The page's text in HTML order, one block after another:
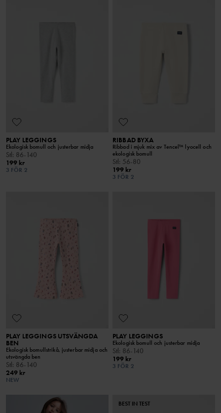
PLAY LEGGINGS
Ekologisk bomull och justerbar midja
Stl: 86-140
199 kr
3 FÖR 2
RIBBAD BYXA
Ribbad i mjuk mix av Tencel™ lyocell och
ekologisk bomull
Stl: 56-80
199 kr
3 FÖR 2
PLAY LEGGINGS UTSVÄNGDA
BEN
Ekologisk bomullstrikå, justerbar midja och
utsvängda ben
Stl: 86-140
249 kr
NEW
PLAY LEGGINGS
Ekologisk bomull och justerbar midja
Stl: 86-140
199 kr
3 FÖR 2
BEST IN TEST